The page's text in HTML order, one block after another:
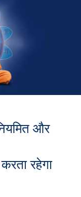
और
रहेगा